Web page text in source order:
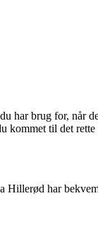
har brug for, når
kommet til det rette
har